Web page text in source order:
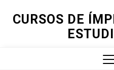
CURSOS DE